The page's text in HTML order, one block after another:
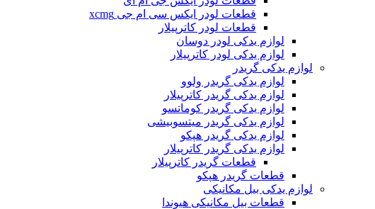
قطعات لودر ایکس سی ام جی xcmg
قطعات لودر کاترپیلار
لوازم یدکی لودر دوسان
لوازم یدکی لودر کاترپیلار
لوازم یدکی گریدر
لوازم یدکی گریدر ولوو
لوازم یدکی گریدر کاترپیلار
لوازم یدکی گریدر کوماتسو
لوازم یدکی گریدر میتسوبیشی
لوازم یدکی گریدر هپکو
لوازم یدکی گریدر کاترپیلار
قطعات گریدر کاترپیلار
قطعات گریدر هپکو
لوازم یدکی بیل مکانیکی
قطعات بیل مکانیکی هیوندا